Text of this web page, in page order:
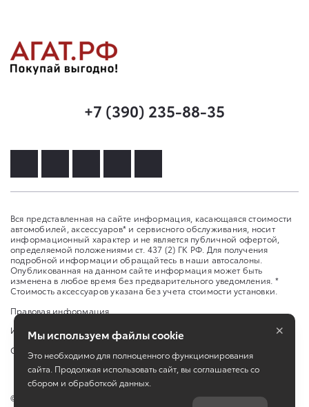
+7 (390) 235-88-35
Вся представленная на сайте информация, касающаяся стоимости
автомобилей, аксессуаров* и сервисного обслуживания, носит
информационный характер и не является публичной офертой,
определяемой положениями ст. 437 (2) ГК РФ. Для получения
подробной информации обращайтесь в наши автосалоны.
Опубликованная на данном сайте информация может быть
изменена в любое время без предварительного уведомления. *
Стоимость аксессуаров указана без учета стоимости установки.
Правовая информация
Изменить настройку cookies
Сбросить cookie
©
Мы используем файлы cookie
Это необходимо для полноценного функционирования
сайта. Продолжая использовать сайт, вы соглашаетесь со
сбором и обработкой данных.
×